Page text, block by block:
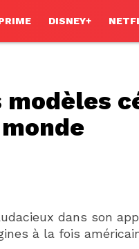
DISNEY+
modèles
dans son
à la fois